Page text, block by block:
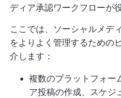
ディア承認ワークフローが
ここでは、ソーシャルメデ
をよりよく管理するための
介します：
複数のプラットフォー
ア投稿の作成、スケジ